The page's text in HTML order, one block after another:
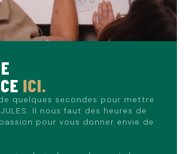
ICI.
quelques secondes pour mettre
Il nous faut des heures de
pour vous donner envie de